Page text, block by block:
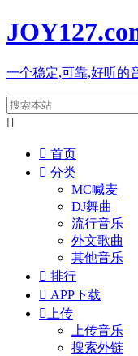
JOY127
一个稳定,可靠,好听的

 首页
 分类
MC喊麦
DJ舞曲
流行音乐
外文歌曲
其他音乐
 排行
 APP下载
 上传
上传音乐
搜索外链